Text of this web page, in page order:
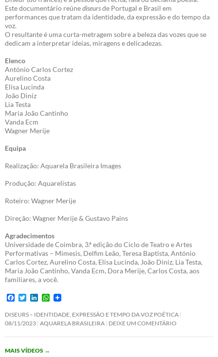
Este documentário reúnediseursde Portugal e Brasil em
performances que tratam da identidade, da expressão e do tempo da
voz.
O resultante é uma curta-metragem sobre a beleza das vozes que se
dedicam a interpretar ideias, miragens e delicadezas.
Elenco
António Carlos Cortez
Aurelino Costa
Elisa Lucinda
João Diniz
Lia Testa
Maria João Cantinho
Vanda Ecm
Wagner Merije
Equipa
Realização: Aquarela Brasileira Images
Produção: Aquarelistas
Roteiro: Wagner Merije
Direção: Wagner Merije & Gustavo Pains
Agradecimentos
Universidade de Coimbra, 3.ª edição do Ciclo de Teatro e Artes
Performativas – Mimesis, Delfim Leão, Teresa Baptista, António
Carlos Cortez, Aurelino Costa, Elisa Lucinda, João Diniz, Lia Testa,
Maria João Cantinho, Vanda Ecm, Dora Merije, Carlos Costa, aos
familiares, a você.
F
c
e
b
o
k
T
i
t
t
e
n
k
e
d
n
W
a
t
s
A
DISEURS – IDENTIDADE, EXPRESSÃO E TEMPO DA VOZ POÉTICA
08/11/2023 AQUARELA BRASILEIRA DEIXE UM COMENTÁRIO
MAIS VÍDEOS →